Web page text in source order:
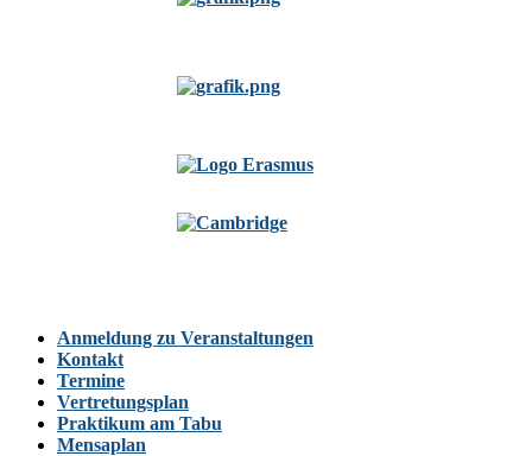
Anmeldung zu Veranstaltungen
Kontakt
Termine
Vertretungsplan
Praktikum am Tabu
Mensaplan